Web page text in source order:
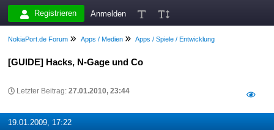
Registrieren Anmelden
NokiaPort.de Forum Apps / Medien Apps / Spiele / Entwicklung
[GUIDE] Hacks, N-Gage und Co
Letzter Beitrag:27.01.2010, 23:44
19.01.2009, 17:22